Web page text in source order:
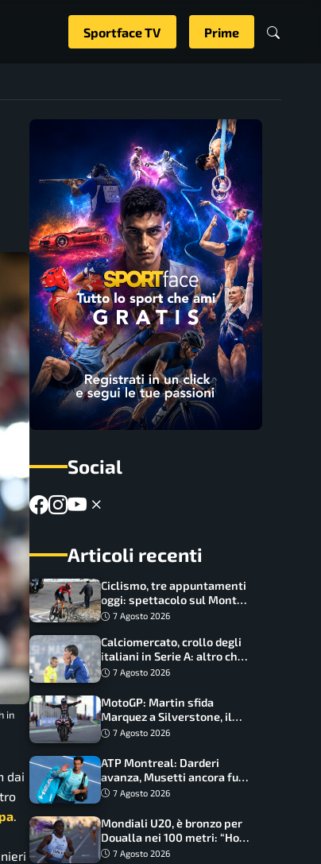
Sportface TV Prime
in
dai
Social
Articoli recenti
Ciclismo, tre appuntamenti
oggi: spettacolo sul Mont
Ventoux, orari e come
7 Agosto 2026
Calciomercato, crollo degli
italiani in Serie A: altro che
svolta dopo il Mondiale
7 Agosto 2026
MotoGP: Martin sfida
Marquez a Silverstone, il
programma e gli orari
7 Agosto 2026
ATP Montreal: Darderi
avanza, Musetti ancora fuori
con Jodar
7 Agosto 2026
Mondiali U20, è bronzo per
Doualla nei 100 metri: “Ho
scacciato l’ansia”
7 Agosto 2026